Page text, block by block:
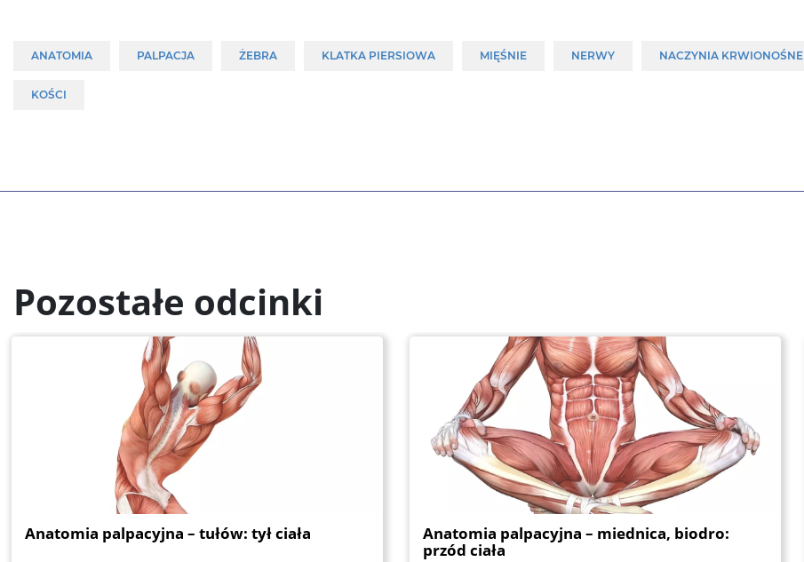
ANATOMIA PALPACJA ŻEBRA KLATKA PIERSIOWA MIĘŚNIE NERWY NACZYNIA KRWIONOŚNE
KOŚCI
Pozostałe odcinki
Anatomia palpacyjna – tułów: tył ciała
Anatomia palpacyjna – miednica, biodro:
przód ciała